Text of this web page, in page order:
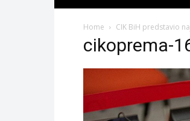
Home CIK BiH predstavio
cikoprema-